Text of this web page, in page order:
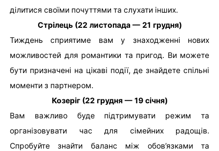
ділитися своїми почуттями та слухати інших.
Стрілець (22 листопада — 21 грудня)
Тиждень сприятиме вам у знаходженні нових
можливостей для романтики та пригод. Ви можете
бути призначені на цікаві події, де знайдете спільні
моменти з партнером.
Козеріг (22 грудня — 19 січня)
Вам важливо буде підтримувати режим та
організовувати час для сімейних радощів.
Спробуйте знайти баланс між обов’язками та